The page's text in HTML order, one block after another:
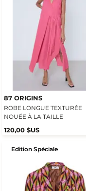
87 ORIGINS
ROBE LONGUE TEXTURÉE
NOUÉE À LA TAILLE
120,00 $US
Edition Spéciale